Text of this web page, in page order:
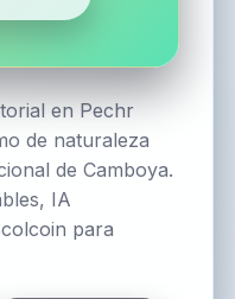
en Pechr
de naturaleza
de Camboya.
IA
para